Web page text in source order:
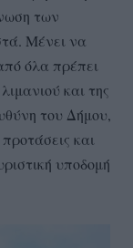
των
Μένει να
όλα πρέπει
και της
του Δήμου,
και
υποδομή